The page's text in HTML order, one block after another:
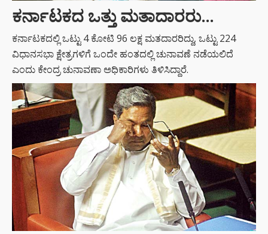
ಕರ್ನಾಟಕದ ಒತ್ತು ಮತಾದಾರರು…
ಕರ್ನಾಟಕದಲ್ಲಿ ಒಟ್ಟು 4 ಕೋಟಿ 96 ಲಕ್ಷ ಮತದಾರರಿದ್ದು, ಒಟ್ಟು 224
ವಿಧಾನಸಭಾ ಕ್ಷೇತ್ರಗಳಿಗೆ ಒಂದೇ ಹಂತದಲ್ಲಿ ಚುನಾವಣೆ ನಡೆಯಲಿದೆ
ಎಂದು ಕೇಂದ್ರ ಚುನಾವಣಾ ಅಧಿಕಾರಿಗಳು ತಿಳಿಸಿದ್ದಾರೆ.